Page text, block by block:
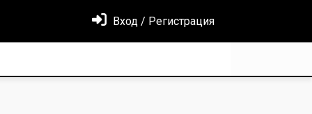
Вход / Регистрация